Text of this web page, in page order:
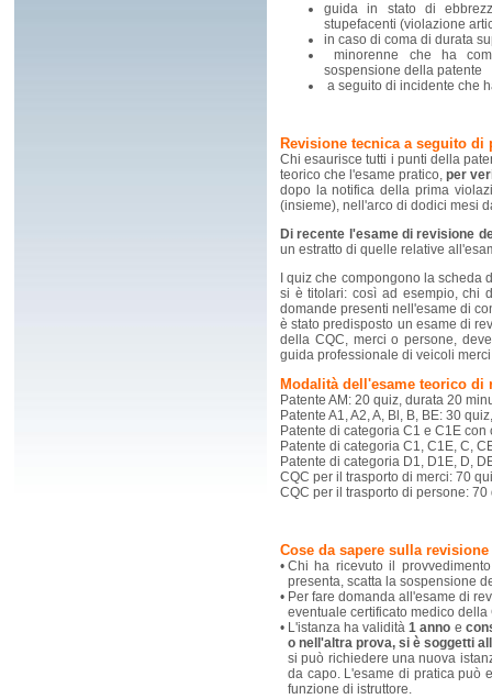
guida in stato di
stupefacenti (violazione
in caso di coma di durata
minorenne che ha
sospensione della patente
a seguito di incidente che
Revisione tecnica a seguito
Chi esaurisce tutti i punti della
teorico che l'esame pratico, per
dopo la notifica della prima
(insieme), nell'arco di dodici mesi
Di recente l'esame di revisione
un estratto di quelle relative
I quiz che compongono la
si è titolari: così ad esempio, chi
domande presenti nell'esame di
è stato predisposto un esame di
della CQC, merci o persone,
guida professionale di veicoli
Modalità dell'esame teorico di
Patente AM: 20 quiz, durata 20
Patente A1, A2, A, Bl, B, BE: 30
Patente di categoria C1 e C1E
Patente di categoria C1, C1E, C,
Patente di categoria D1, D1E, D,
CQC per il trasporto di merci: 70
CQC per il trasporto di persone:
Cose da sapere sulla revisione
• Chi ha ricevuto il
presenta, scatta la sospensione
• Per fare domanda all'esame di
eventuale certificato medico
• L'istanza ha validità 1 anno e
o nell'altra prova, si è soggetti
si può richiedere una nuova
da capo. L'esame di pratica può
funzione di istruttore.